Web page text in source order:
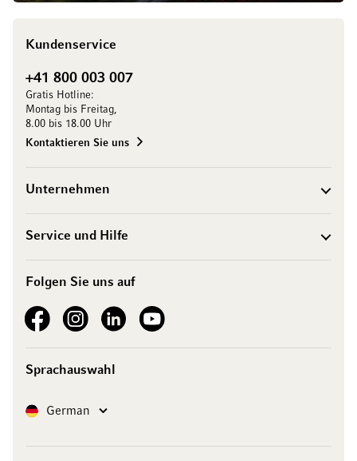
Kundenservice
+41 800 003 007
Gratis Hotline:
Montag bis Freitag,
8.00 bis 18.00 Uhr
Kontaktieren Sie uns
Unternehmen
Service und Hilfe
Folgen Sie uns auf
See our FacebookSee our Instagram account
See our LinkedInSee our YouTube channel
Sprachauswahl
SpracheGerman